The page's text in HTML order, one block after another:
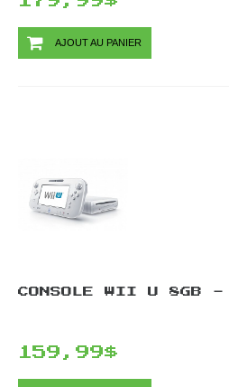
AJOUT AU PANIER
CONSOLE WII U 8GB -
159,99$